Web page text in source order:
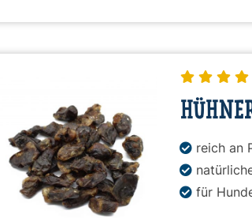
reich an
für